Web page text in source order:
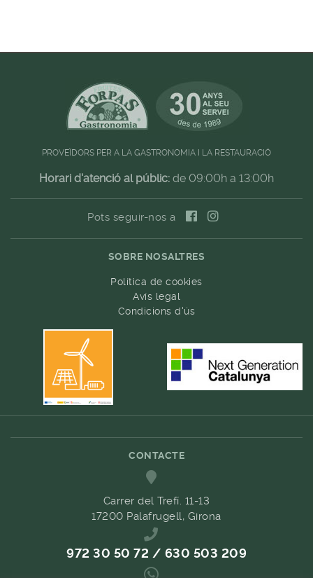
PROVEÏDORS PER A LA GASTRONOMIA I LA RESTAURACIÓ
Horari d'atenció al públic: de 09:00h a 13:00h
Pots seguir-nos a
SOBRE NOSALTRES
Política de cookies
Avís legal
Condicions d'ús
CONTACTE
Carrer del Trefí. 11-13
17200 Palafrugell, Girona
972 30 50 72 / 630 503 209